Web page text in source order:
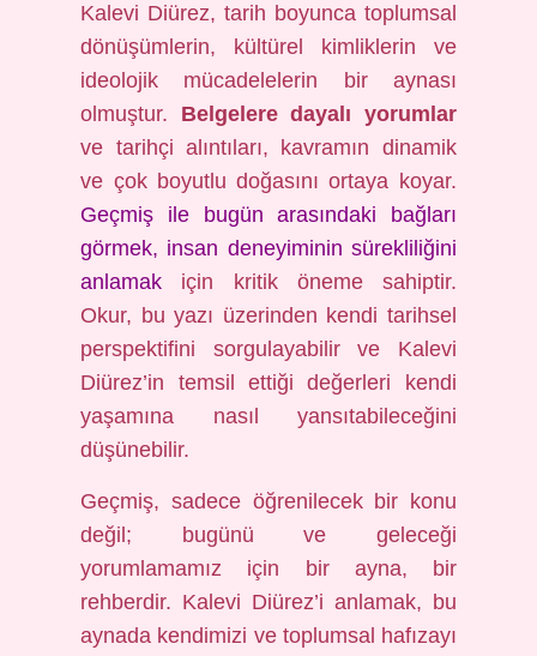
Kalevi Diürez, tarih boyunca toplumsal
dönüşümlerin, kültürel kimliklerin ve
ideolojik mücadelelerin bir aynası
olmuştur. Belgelere dayalı yorumlar
ve tarihçi alıntıları, kavramın dinamik
ve çok boyutlu doğasını ortaya koyar.
Geçmiş ile bugün arasındaki bağları
görmek, insan deneyiminin sürekliliğini
anlamak için kritik öneme sahiptir.
Okur, bu yazı üzerinden kendi tarihsel
perspektifini sorgulayabilir ve Kalevi
Diürez’in temsil ettiği değerleri kendi
yaşamına nasıl yansıtabileceğini
düşünebilir.
Geçmiş, sadece öğrenilecek bir konu
değil; bugünü ve geleceği
yorumlamamız için bir ayna, bir
rehberdir. Kalevi Diürez’i anlamak, bu
aynada kendimizi ve toplumsal hafızayı